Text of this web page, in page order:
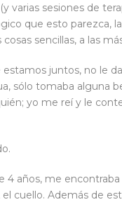
sesiones de
que esto parezca,
sencillas, a las
juntos, no le
sólo tomaba alguna
yo me reí y le
años, me
cuello. Además de